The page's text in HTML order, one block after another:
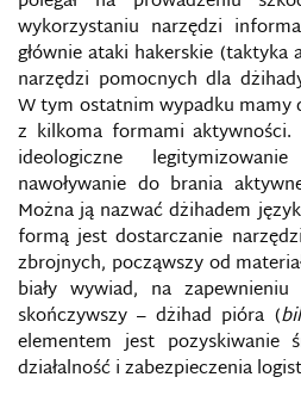
wykorzystaniu narzędzi
głównie ataki hakerskie
narzędzi pomocnych dla
W tym ostatnim wypadku mamy
z kilkoma formami aktywności.
ideologiczne
nawoływanie do brania
Można ją nazwać dżihadem
formą jest dostarczanie
zbrojnych, począwszy od
biały wywiad, na
skończywszy – dżihad pióra (
elementem jest pozyskiwanie
działalność i zabezpieczenia